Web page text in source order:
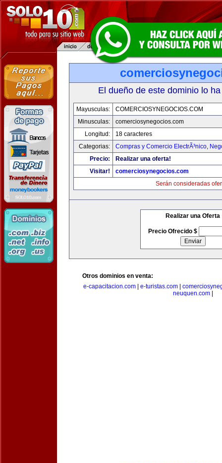
El dueño de este dominio lo
Mayusculas:
COMERCIOSYNEGOCIOS.COM
Minusculas:
comerciosynegocios.com
Longitud:
18 caracteres
Categorias:
Compras y Comercio ElectrÃ³nico,
Precio:
Realizar una oferta!
Visitar!
comerciosynegocios.com
Serán consideradas
Realizar una Oferta
Precio Ofrecido $
Otros dominios en venta:
e-capacitacion.com
e-turistas.com
neuquen.com|